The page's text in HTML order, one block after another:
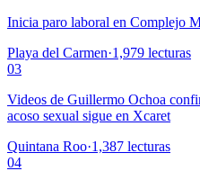
Inicia paro laboral en Complejo
Playa del Carmen·1,979 lecturas
03
Videos de Guillermo Ochoa
acoso sexual sigue en Xcaret
Quintana Roo·1,387 lecturas
04